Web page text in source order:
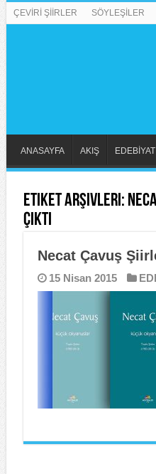
ÇEVİRİ ŞİİRLER SÖYLEŞİLER
ANASAYFA AKIŞ EDEBİYAT
Etiket Arşivleri:
Çıktı
Necat Çavuş
15 Nisan 2015